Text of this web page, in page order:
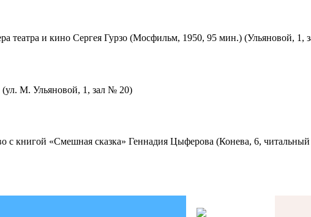
театра и кино Сергея Гурзо (Мосфильм, 1950, 95 мин.) (Ульяновой, 1,
М. Ульяновой, 1, зал № 20)
с книгой «Смешная сказка» Геннадия Цыферова (Конева, 6, читальный